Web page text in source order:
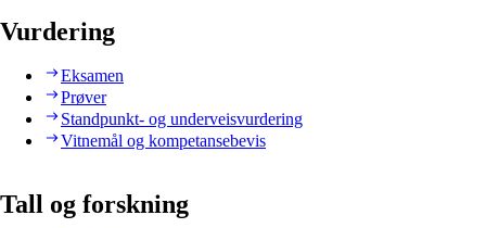
Vurdering
Eksamen
Prøver
Standpunkt- og underveisvurdering
Vitnemål og kompetansebevis
Tall og forskning